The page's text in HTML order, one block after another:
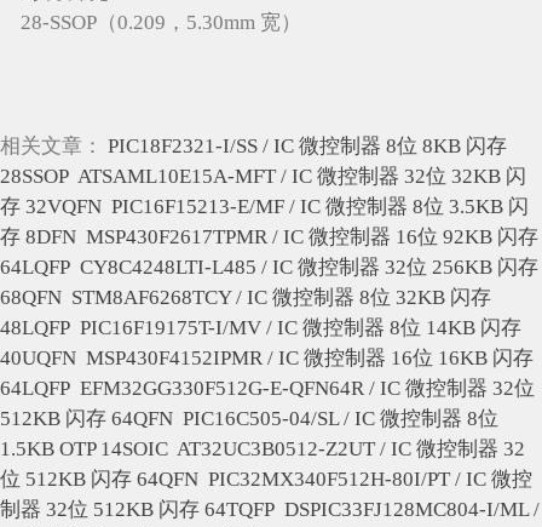
28-SSOP（0.209，5.30mm 宽）
相关文章： PIC18F2321-I/SS / IC 微控制器 8位 8KB 闪存
28SSOP ATSAML10E15A-MFT / IC 微控制器 32位 32KB 闪
存 32VQFN PIC16F15213-E/MF / IC 微控制器 8位 3.5KB 闪
存 8DFN MSP430F2617TPMR / IC 微控制器 16位 92KB 闪存
64LQFP CY8C4248LTI-L485 / IC 微控制器 32位 256KB 闪存
68QFN STM8AF6268TCY / IC 微控制器 8位 32KB 闪存
48LQFP PIC16F19175T-I/MV / IC 微控制器 8位 14KB 闪存
40UQFN MSP430F4152IPMR / IC 微控制器 16位 16KB 闪存
64LQFP EFM32GG330F512G-E-QFN64R / IC 微控制器 32位
512KB 闪存 64QFN PIC16C505-04/SL / IC 微控制器 8位
1.5KB OTP 14SOIC AT32UC3B0512-Z2UT / IC 微控制器 32
位 512KB 闪存 64QFN PIC32MX340F512H-80I/PT / IC 微控
制器 32位 512KB 闪存 64TQFP DSPIC33FJ128MC804-I/ML /